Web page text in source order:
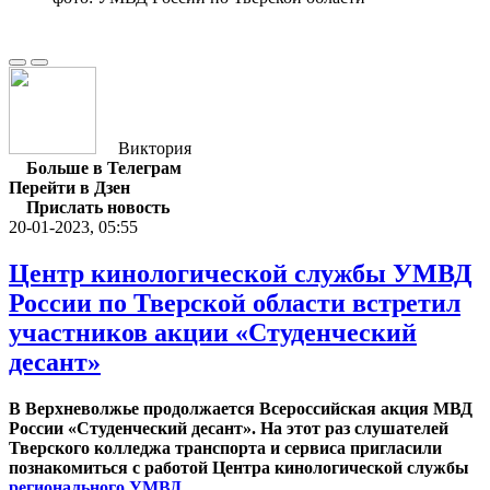
Виктория
Больше в Телеграм
Перейти в Дзен
Прислать новость
20-01-2023, 05:55
Центр кинологической службы УМВД
России по Тверской области встретил
участников акции «Студенческий
десант»
В Верхневолжье продолжается Всероссийская акция МВД
России «Студенческий десант». На этот раз слушателей
Тверского колледжа транспорта и сервиса пригласили
познакомиться с работой Центра кинологической службы